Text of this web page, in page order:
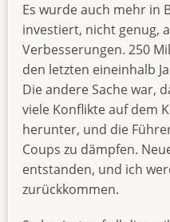
Es wurde auch mehr in
investiert, nicht genug,
Verbesserungen. 250
den letzten eineinhalb
Die andere Sache war,
viele Konflikte auf dem
herunter, und die
Coups zu dämpfen.
entstanden, und ich
zurückkommen.